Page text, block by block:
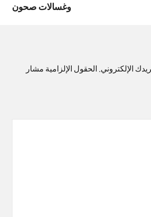
وغسالات صحون
الإلكتروني. الحقول الإلزامية مشار